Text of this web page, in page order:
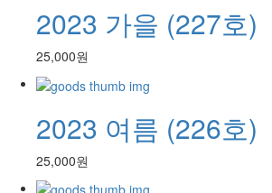
2023 가을 (227호)
25,000원
2023 여름 (226호)
25,000원